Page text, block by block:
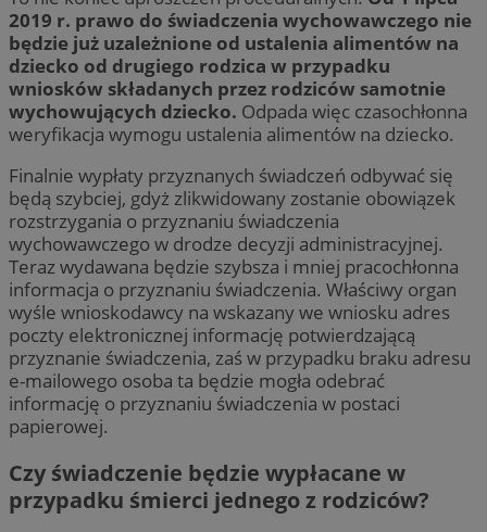
2019 r. prawo do świadczenia wychowawczego nie
będzie już uzależnione od ustalenia alimentów na
dziecko od drugiego rodzica w przypadku
wniosków składanych przez rodziców samotnie
wychowujących dziecko. Odpada więc czasochłonna
weryfikacja wymogu ustalenia alimentów na dziecko.
Finalnie wypłaty przyznanych świadczeń odbywać się
będą szybciej, gdyż zlikwidowany zostanie obowiązek
rozstrzygania o przyznaniu świadczenia
wychowawczego w drodze decyzji administracyjnej.
Teraz wydawana będzie szybsza i mniej pracochłonna
informacja o przyznaniu świadczenia. Właściwy organ
wyśle wnioskodawcy na wskazany we wniosku adres
poczty elektronicznej informację potwierdzającą
przyznanie świadczenia, zaś w przypadku braku adresu
e-mailowego osoba ta będzie mogła odebrać
informację o przyznaniu świadczenia w postaci
papierowej.
Czy świadczenie będzie wypłacane w
przypadku śmierci jednego z rodziców?